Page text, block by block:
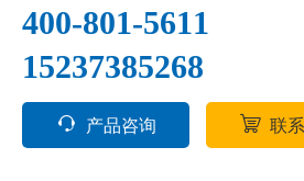
料/色选/破碎/筛选的物料
400-801-5611
15237385268
产品咨询 联